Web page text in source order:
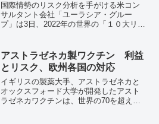
国際情勢のリスク分析を手がける米コン
サルタント会社「ユーラシア・グルー
プ」は3日、2022年の世界の「１０大リス
を目指す「ゼロコロナ政策」に失敗し、
世界経済や各国の政情が不安定化する事
態を挙げた。２位としたのは、国家や政
府の力が及ばない「巨大ＩＴ企業の影響
が強まる世界」のリスクだ。
アストラゼネカ製ワクチン 利益
とリスク、欧州各国の対応
イギリスの製薬大手、アストラゼネカと
オックスフォード大学が開発したアスト
ラゼネカワクチンは、世界の70を超える